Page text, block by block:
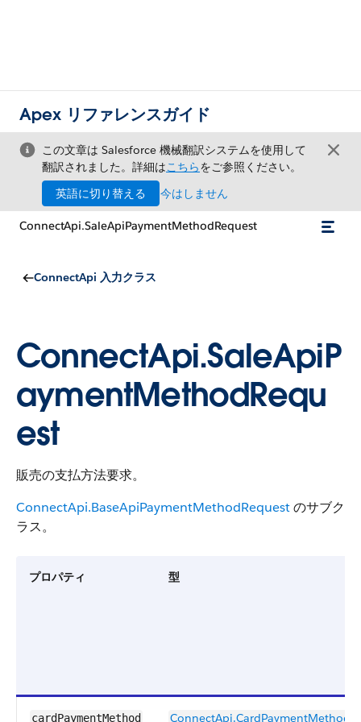
Apex リファレンスガイド
この文章は Salesforce 機械翻訳システムを使用して
翻訳されました。詳細はこちらをご参照ください。
英語に切り替える
今はしません
ConnectApi.SaleApiPaymentMethodRequest
ConnectApi 入力クラス
ConnectApi.SaleApiP
aymentMethodRequ
est
販売の支払方法要求。
ConnectApi.BaseApiPaymentMethodRequestのサブク
ラス。
プロパティ 型
cardPaymentMethod